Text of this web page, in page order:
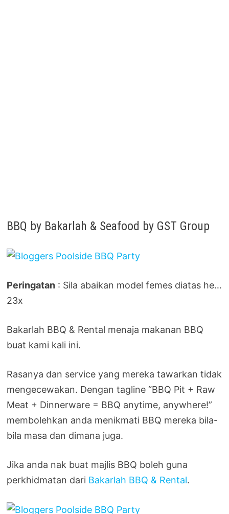
BBQ by Bakarlah & Seafood by GST Group
Peringatan : Sila abaikan model femes diatas he…
23x
Bakarlah BBQ & Rental menaja makanan BBQ
buat kami kali ini.
Rasanya dan service yang mereka tawarkan tidak
mengecewakan. Dengan tagline “BBQ Pit + Raw
Meat + Dinnerware = BBQ anytime, anywhere!”
membolehkan anda menikmati BBQ mereka bila-
bila masa dan dimana juga.
Jika anda nak buat majlis BBQ boleh guna
perkhidmatan dari Bakarlah BBQ & Rental.